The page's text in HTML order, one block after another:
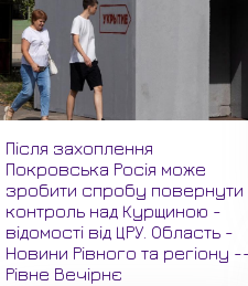
Після захоплення
Покровська Росія може
зробити спробу повернути
контроль над Курщиною -
відомості від ЦРУ. Область -
Новини Рівного та регіону --
Рівне Вечірнє